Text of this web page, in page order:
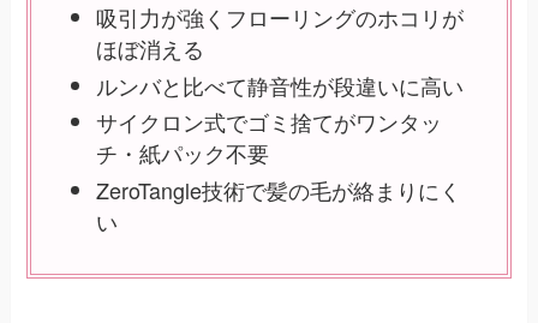
吸引力が強くフローリングのホコリが
ほぼ消える
ルンバと比べて静音性が段違いに高い
サイクロン式でゴミ捨てがワンタッ
チ・紙パック不要
ZeroTangle技術で髪の毛が絡まりにく
い